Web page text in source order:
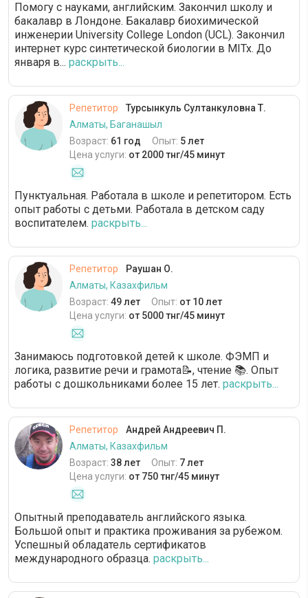
Помогу с науками, английским. Закончил школу и
бакалавр в Лондоне. Бакалавр биохимической
инженерии University College London (UCL). Закончил
интернет курс синтетической биологии в MITx. До
января в... раскрыть...
Репетитор
Турсынкуль Султанкуловна Т.
Алматы, Баганашыл
Возраст: 61 год Опыт: 5 лет
Цена услуги: от 2000 тнг/45 минут
Пунктуальная. Работала в школе и репетитором. Есть
опыт работы с детьми. Работала в детском саду
воспитателем. раскрыть...
Репетитор
Раушан О.
Алматы, Казахфильм
Возраст: 49 лет Опыт: от 10 лет
Цена услуги: от 5000 тнг/45 минут
Занимаюсь подготовкой детей к школе. ФЭМП и
логика, развитие речи и грамота📝, чтение 📚. Опыт
работы с дошкольниками более 15 лет. раскрыть...
Репетитор
Андрей Андреевич П.
Алматы, Казахфильм
Возраст: 38 лет Опыт: 7 лет
Цена услуги: от 750 тнг/45 минут
Опытный преподаватель английского языка.
Большой опыт и практика проживания за рубежом.
Успешный обладатель сертификатов
международного образца. раскрыть...